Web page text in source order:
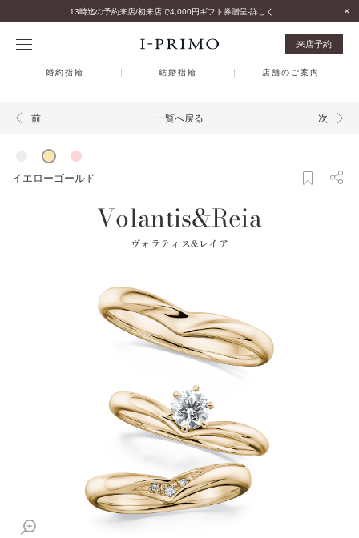
来店予約
婚約指輪 結婚指輪 店舗のご案内
前 一覧へ戻る 次
イエローゴールド
Volantis&Reia
ヴォラティス&レイア